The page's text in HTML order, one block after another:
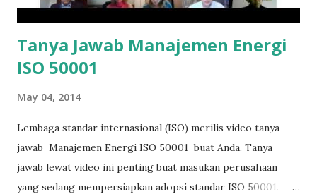
Tanya Jawab Manajemen Energi
ISO 50001
May 04, 2014
Lembaga standar internasional (ISO) merilis video tanya
jawab Manajemen Energi ISO 50001 buat Anda. Tanya
jawab lewat video ini penting buat masukan perusahaan
yang sedang mempersiapkan adopsi standar ISO 50001.